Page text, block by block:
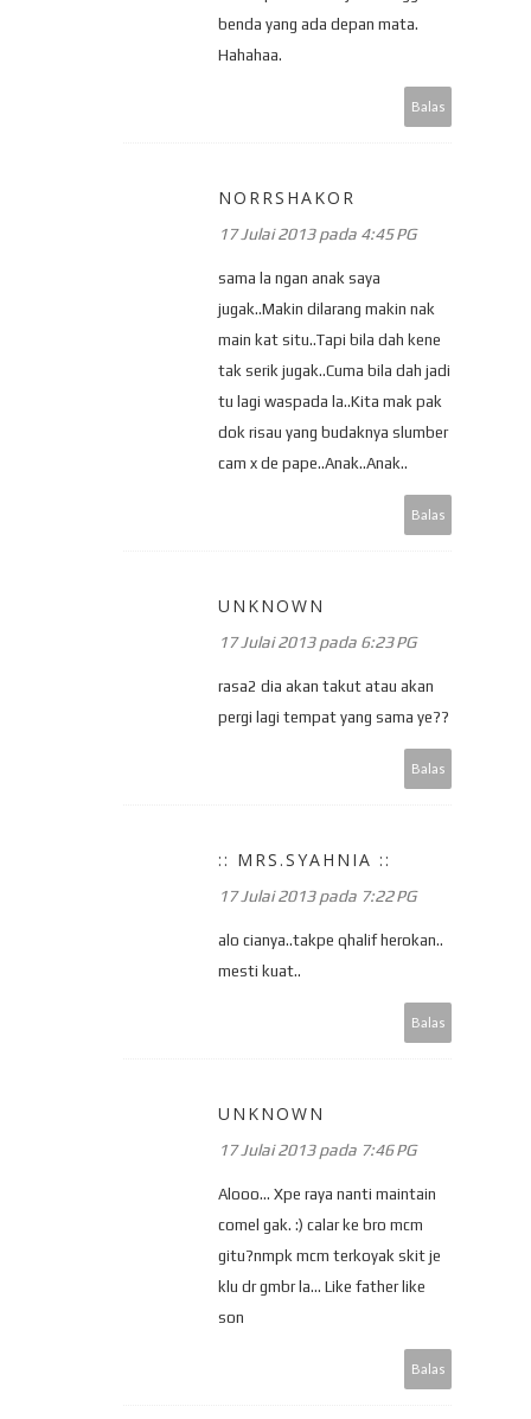
benda yang ada depan mata.
Hahahaa.
Balas
NORRSHAKOR
17 Julai 2013 pada 4:45 PG
sama la ngan anak saya
jugak..Makin dilarang makin nak
main kat situ..Tapi bila dah kene
tak serik jugak..Cuma bila dah jadi
tu lagi waspada la..Kita mak pak
dok risau yang budaknya slumber
cam x de pape..Anak..Anak..
Balas
UNKNOWN
17 Julai 2013 pada 6:23 PG
rasa2 dia akan takut atau akan
pergi lagi tempat yang sama ye??
Balas
:: MRS.SYAHNIA ::
17 Julai 2013 pada 7:22 PG
alo cianya..takpe qhalif herokan..
mesti kuat..
Balas
UNKNOWN
17 Julai 2013 pada 7:46 PG
Alooo... Xpe raya nanti maintain
comel gak. :) calar ke bro mcm
gitu?nmpk mcm terkoyak skit je
klu dr gmbr la... Like father like
son
Balas